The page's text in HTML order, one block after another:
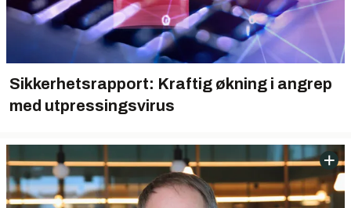
Sikkerhetsrapport: Kraftig økning i angrep
med utpressingsvirus